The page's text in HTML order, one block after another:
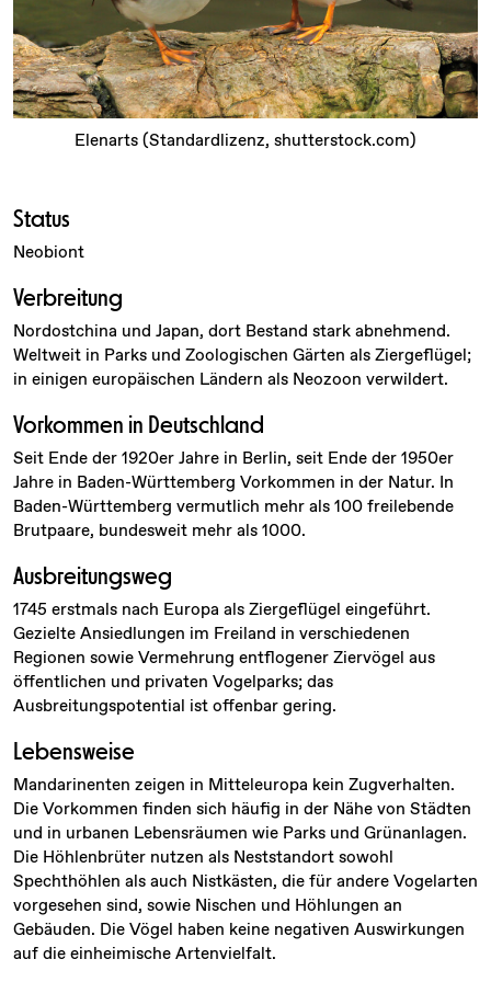
Elenarts (Standardlizenz, shutterstock.com)
Status
Neobiont
Verbreitung
Nordostchina und Japan, dort Bestand stark abnehmend.
Weltweit in Parks und Zoologischen Gärten als Ziergeflügel;
in einigen europäischen Ländern als Neozoon verwildert.
Vorkommen in Deutschland
Seit Ende der 1920er Jahre in Berlin, seit Ende der 1950er
Jahre in Baden-Württemberg Vorkommen in der Natur. In
Baden-Württemberg vermutlich mehr als 100 freilebende
Brutpaare, bundesweit mehr als 1000.
Ausbreitungsweg
1745 erstmals nach Europa als Ziergeflügel eingeführt.
Gezielte Ansiedlungen im Freiland in verschiedenen
Regionen sowie Vermehrung entflogener Ziervögel aus
öffentlichen und privaten Vogelparks; das
Ausbreitungspotential ist offenbar gering.
Lebensweise
Mandarinenten zeigen in Mitteleuropa kein Zugverhalten.
Die Vorkommen finden sich häufig in der Nähe von Städten
und in urbanen Lebensräumen wie Parks und Grünanlagen.
Die Höhlenbrüter nutzen als Neststandort sowohl
Spechthöhlen als auch Nistkästen, die für andere Vogelarten
vorgesehen sind, sowie Nischen und Höhlungen an
Gebäuden. Die Vögel haben keine negativen Auswirkungen
auf die einheimische Artenvielfalt.